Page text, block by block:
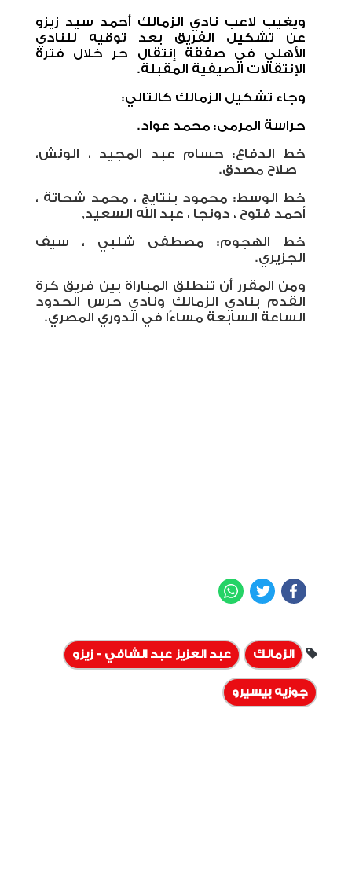
ويغيب لاعب نادي الزمالك أحمد سيد زيزو
عن تشكيل الفريق بعد توقيه للنادي
الأهلي في صفقة إنتقال حر خلال فترة
الإنتقالات الصيفية المقبلة.
وجاء تشكيل الزمالك كالتالي:
حراسة المرمى: محمد عواد.
خط الدفاع: حسام عبد المجيد ، الونش،
صلاح مصدق.
خط الوسط: محمود بنتايج ، محمد شحاتة ،
أحمد فتوح ، دونجا ، عبد الله السعيد,
خط الهجوم: مصطفى شلبي ، سيف
الجزيري.
ومن المقرر أن تنطلق المباراة بين فريق كرة
القدم بنادي الزمالك ونادي حرس الحدود
الساعة السابعة مساءًا في الدوري المصري.
Facebook
Twitter
الزمالك عبد العزيز عبد الشافي - زيزو
جوزيه بيسيرو